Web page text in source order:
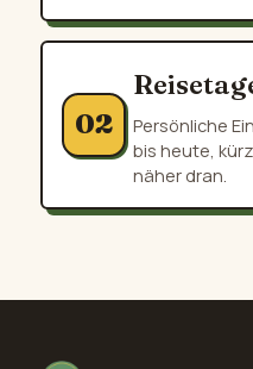
02
Persönliche
bis heute,
näher dran.